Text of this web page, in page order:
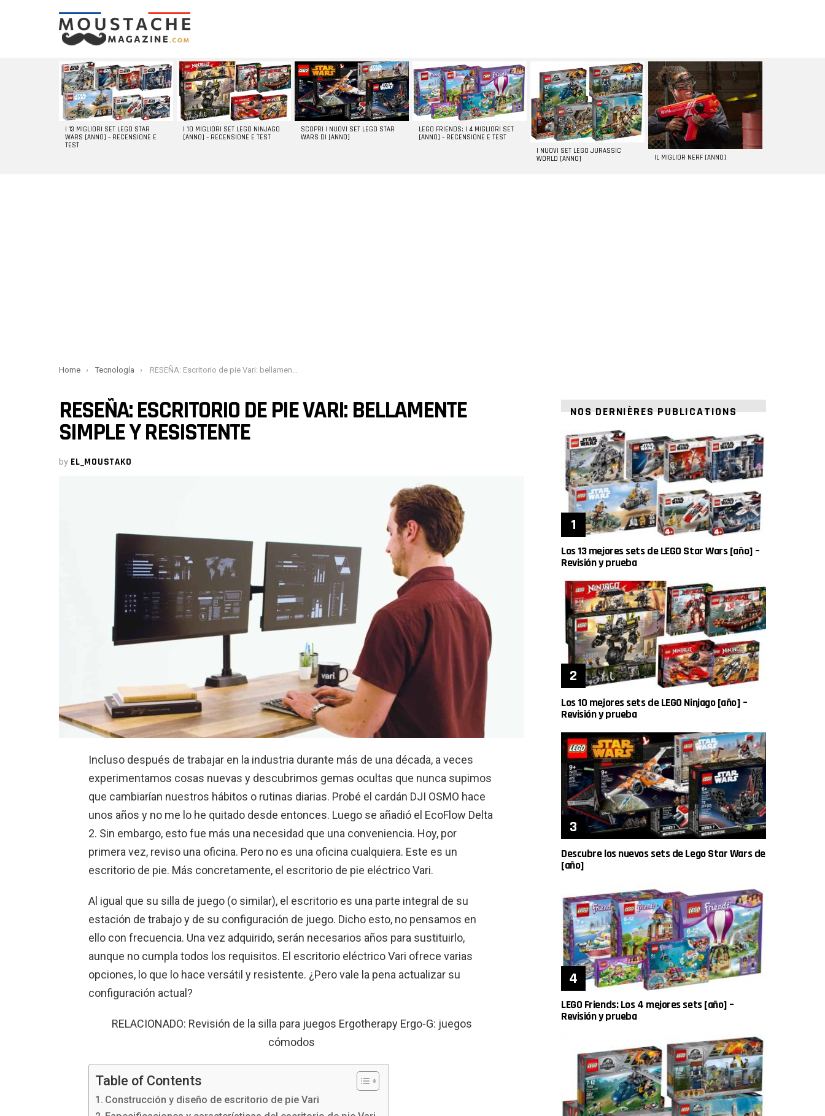
LATEST
STORIES
I 13 MIGLIORI SET LEGO STAR
WARS [ANNO] – RECENSIONE E
TEST
I 10 MIGLIORI SET LEGO NINJAGO
[ANNO] – RECENSIONE E TEST
SCOPRI I NUOVI SET LEGO STAR
WARS DI [ANNO]
LEGO FRIENDS: I 4 MIGLIORI SET
[ANNO] – RECENSIONE E TEST
I NUOVI SET LEGO JURASSIC
WORLD [ANNO]
IL MIGLIOR NERF [ANNO]
You are here:
Home Tecnología RESEÑA: Escritorio de pie Vari: bellamente simple y resistente
RESEÑA: ESCRITORIO DE PIE VARI: BELLAMENTE
SIMPLE Y RESISTENTE
by EL_MOUSTAKO
Incluso después de trabajar en la industria durante más de una década, a veces
experimentamos cosas nuevas y descubrimos gemas ocultas que nunca supimos
que cambiarían nuestros hábitos o rutinas diarias. Probé el cardán DJI OSMO hace
unos años y no me lo he quitado desde entonces. Luego se añadió el EcoFlow Delta
2. Sin embargo, esto fue más una necesidad que una conveniencia. Hoy, por
primera vez, reviso una oficina. Pero no es una oficina cualquiera. Este es un
escritorio de pie. Más concretamente, el escritorio de pie eléctrico Vari.
Al igual que su silla de juego (o similar), el escritorio es una parte integral de su
estación de trabajo y de su configuración de juego. Dicho esto, no pensamos en
ello con frecuencia. Una vez adquirido, serán necesarios años para sustituirlo,
aunque no cumpla todos los requisitos. El escritorio eléctrico Vari ofrece varias
opciones, lo que lo hace versátil y resistente. ¿Pero vale la pena actualizar su
configuración actual?
RELACIONADO: Revisión de la silla para juegos Ergotherapy Ergo-G: juegos
cómodos
Table of Contents
Construcción y diseño de escritorio de pie Vari
NOS DERNIÈRES PUBLICATIONS
Los 13 mejores sets de LEGO Star Wars [año] –
Revisión y prueba
Los 10 mejores sets de LEGO Ninjago [año] –
Revisión y prueba
Descubre los nuevos sets de Lego Star Wars de
[año]
LEGO Friends: Los 4 mejores sets [año] –
Revisión y prueba